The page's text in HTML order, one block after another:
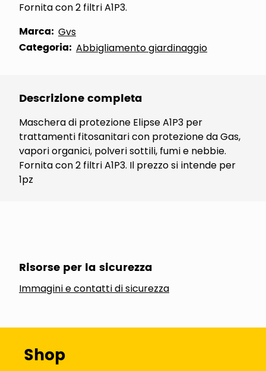
Fornita con 2 filtri A1P3.
Marca: Gvs
Categoria: Abbigliamento giardinaggio
Descrizione completa
Maschera di protezione Elipse A1P3 per
trattamenti fitosanitari con protezione da Gas,
vapori organici, polveri sottili, fumi e nebbie.
Fornita con 2 filtri A1P3. Il prezzo si intende per
1pz
Risorse per la sicurezza
Immagini e contatti di sicurezza
Shop